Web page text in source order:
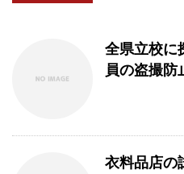
全県立校
員の盗撮防
衣料品店の